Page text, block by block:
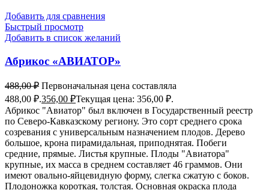
Добавить для сравнения
Быстрый просмотр
Добавить в список желаний
Абрикос «АВИАТОР»
488,00₽ Первоначальная цена составляла
488,00 ₽.356,00 ₽Текущая цена: 356,00 ₽.
Абрикос "Авиатор" был включен в Государственный реестр
по Северо-Кавказскому региону. Это сорт среднего срока
созревания с универсальным назначением плодов. Дерево
большое, крона пирамидальная, приподнятая. Побеги
средние, прямые. Листья крупные. Плоды "Авиатора"
крупные, их масса в среднем составляет 46 граммов. Они
имеют овально-яйцевидную форму, слегка сжатую с боков.
Плодоножка короткая, толстая. Основная окраска плода